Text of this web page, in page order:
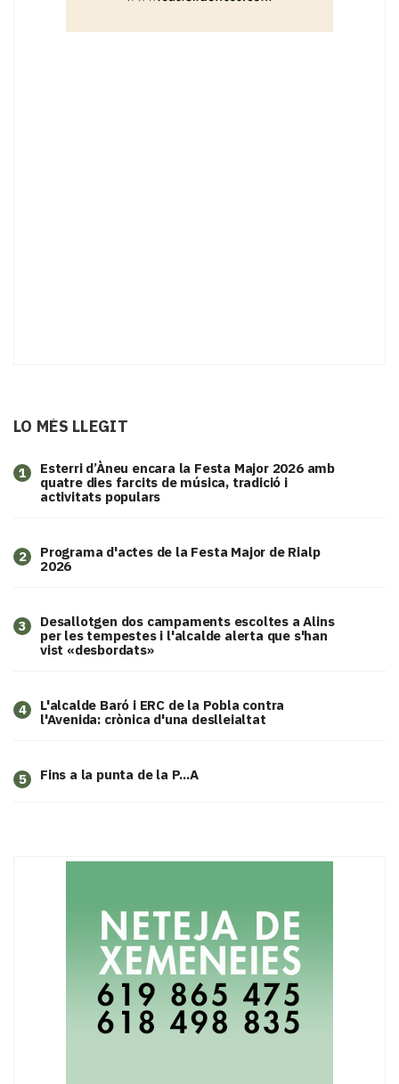
LO MÉS LLEGIT
1
Esterri d’Àneu encara la Festa Major 2026 amb
quatre dies farcits de música, tradició i
activitats populars
2
Programa d'actes de la Festa Major de Rialp
2026
3
​Desallotgen dos campaments escoltes a Alins
per les tempestes i l'alcalde alerta que s'han
vist «desbordats»
4
L'alcalde Baró i ERC de la Pobla contra
l'Avenida: crònica d'una deslleialtat
5 Fins a la punta de la P...A